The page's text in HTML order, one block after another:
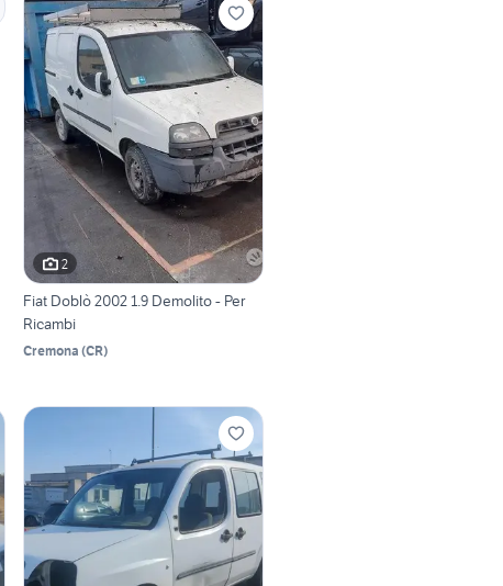
2
Fiat Doblò 2002 1.9 Demolito - Per
Ricambi
Cremona (CR)